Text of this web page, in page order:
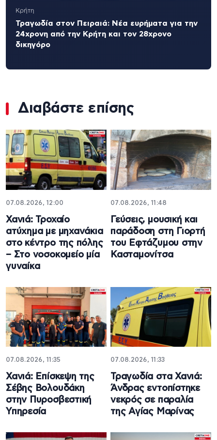
Κρήτη
Τραγωδία στον Πειραιά: Νέα ευρήματα για την
24χρονη από την Κρήτη και τον 28χρονο
δικηγόρο
Διαβάστε επίσης
07.08.2026, 12:00
Χανιά: Τροχαίο
ατύχημα με μηχανάκια
στο κέντρο της πόλης
– Στο νοσοκομείο μία
γυναίκα
07.08.2026, 11:48
Γεύσεις, μουσική και
παράδοση στη Γιορτή
του Εφτάζυμου στην
Κασταμονίτσα
07.08.2026, 11:35
Χανιά: Επίσκεψη της
Σέβης Βολουδάκη
στην Πυροσβεστική
Υπηρεσία
07.08.2026, 11:33
Τραγωδία στα Χανιά:
Άνδρας εντοπίστηκε
νεκρός σε παραλία
της Αγίας Μαρίνας